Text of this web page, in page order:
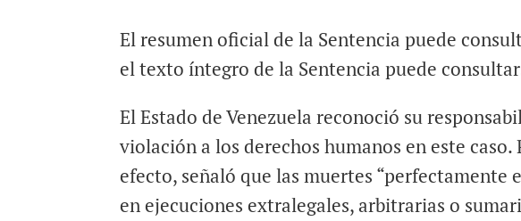
El resumen oficial de la Sentencia puede
el texto íntegro de la Sentencia puede
El Estado de Venezuela reconoció su
violación a los derechos humanos en este caso.
efecto, señaló que las muertes “perfectamente
en ejecuciones extralegales, arbitrarias o